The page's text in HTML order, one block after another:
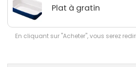
Plat à gratin
En cliquant sur "Acheter", vous serez